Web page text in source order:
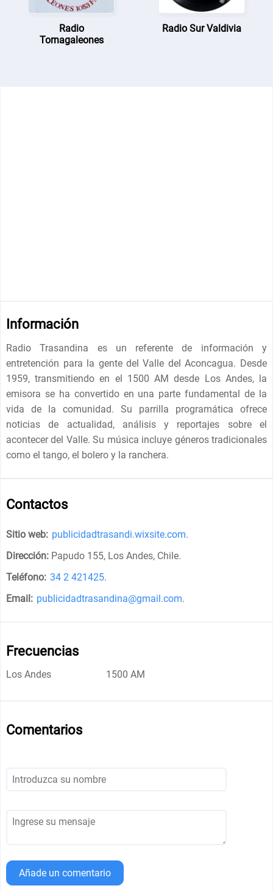
Radio
Tornagaleones
Radio Sur Valdivia
Información
Radio Trasandina es un referente de información y
entretención para la gente del Valle del Aconcagua. Desde
1959, transmitiendo en el 1500 AM desde Los Andes, la
emisora se ha convertido en una parte fundamental de la
vida de la comunidad. Su parrilla programática ofrece
noticias de actualidad, análisis y reportajes sobre el
acontecer del Valle. Su música incluye géneros tradicionales
como el tango, el bolero y la ranchera.
Contactos
Sitio web: publicidadtrasandi.wixsite.com.
Dirección: Papudo 155, Los Andes, Chile.
Teléfono: 34 2 421425.
Email: publicidadtrasandina@gmail.com.
Frecuencias
Los Andes 1500 AM
Comentarios
Añade un comentario